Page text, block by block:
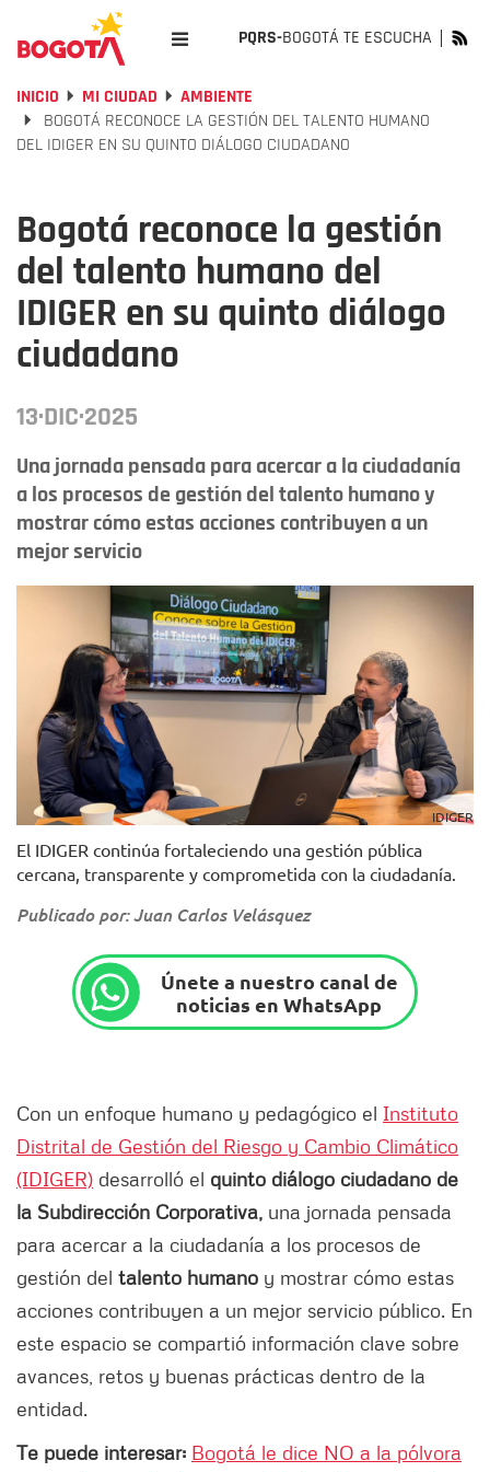
PQRS-BOGOTÁ TE ESCUCHA
INICIO MI CIUDAD
AMBIENTE
BOGOTÁ RECONOCE LA GESTIÓN DEL TALENTO HUMANO
DEL IDIGER EN SU QUINTO DIÁLOGO CIUDADANO
Bogotá reconoce la gestión
del talento humano del
IDIGER en su quinto diálogo
ciudadano
13·DIC·2025
Una jornada pensada para acercar a la ciudadanía
a los procesos de gestión del talento humano y
mostrar cómo estas acciones contribuyen a un
mejor servicio
IDIGER
El IDIGER continúa fortaleciendo una gestión pública
cercana, transparente y comprometida con la ciudadanía.
Publicado por: Juan Carlos Velásquez
Únete a nuestro canal de
noticias en WhatsApp
Con un enfoque humano y pedagógico el Instituto
Distrital de Gestión del Riesgo y Cambio Climático
(IDIGER) desarrolló el quinto diálogo ciudadano de
la Subdirección Corporativa, una jornada pensada
para acercar a la ciudadanía a los procesos de
gestión del talento humano y mostrar cómo estas
acciones contribuyen a un mejor servicio público. En
este espacio se compartió información clave sobre
avances, retos y buenas prácticas dentro de la
entidad.
Te puede interesar: Bogotá le dice NO a la pólvora